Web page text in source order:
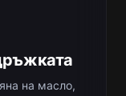
на масло,